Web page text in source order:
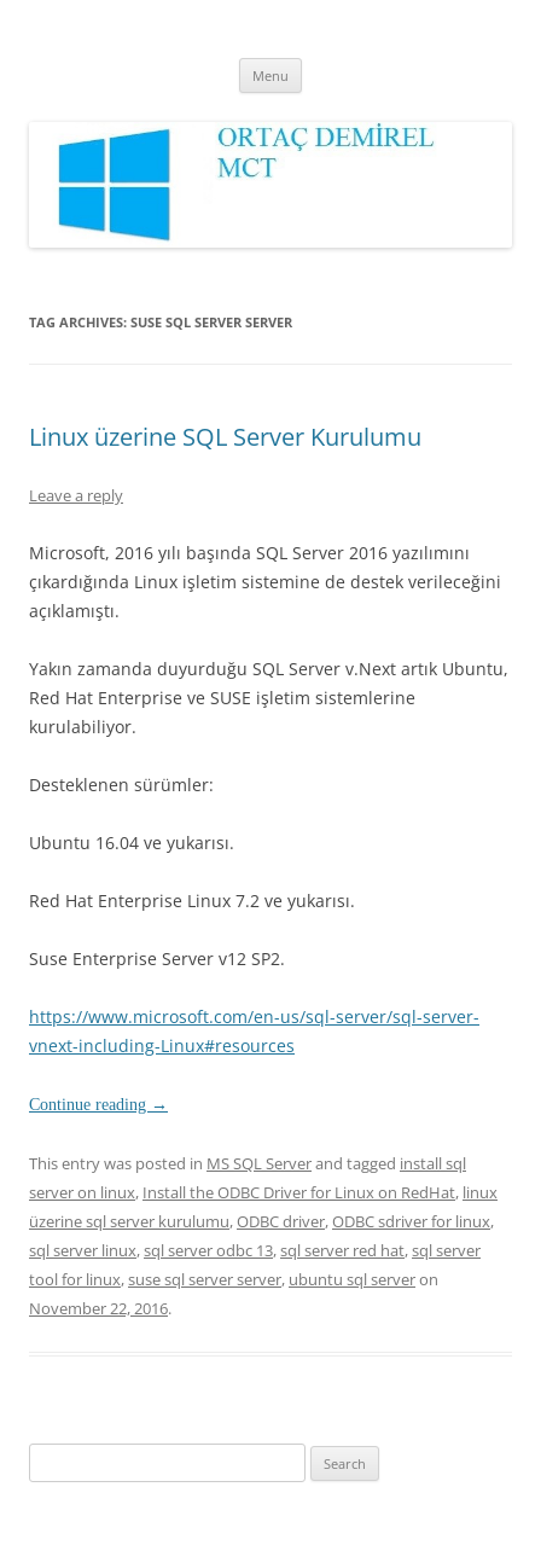
Menu
TAG ARCHIVES: SUSE SQL SERVER SERVER
Linux üzerine SQL Server Kurulumu
Leave a reply
Microsoft, 2016 yılı başında SQL Server 2016 yazılımını
çıkardığında Linux işletim sistemine de destek verileceğini
açıklamıştı.
Yakın zamanda duyurduğu SQL Server v.Next artık Ubuntu,
Red Hat Enterprise ve SUSE işletim sistemlerine
kurulabiliyor.
Desteklenen sürümler:
Ubuntu 16.04 ve yukarısı.
Red Hat Enterprise Linux 7.2 ve yukarısı.
Suse Enterprise Server v12 SP2.
https://www.microsoft.com/en-us/sql-server/sql-server-
vnext-including-Linux#resources
Continue reading →
This entry was posted in MS SQL Serverand tagged install sql
server on linux, Install the ODBC Driver for Linux on RedHat, linux
üzerine sql server kurulumu,ODBC driver,ODBC sdriver for linux,
sql server linux,sql server odbc 13,sql server red hat,sql server
tool for linux,suse sql server server, ubuntu sql serveron
November 22, 2016.
for: